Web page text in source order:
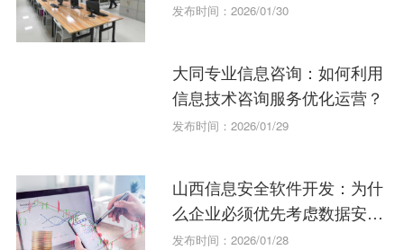
发布时间：2026/01/30
大同专业信息咨询：如何利用
信息技术咨询服务优化运营？
发布时间：2026/01/29
山西信息安全软件开发：为什
么企业必须优先考虑数据安
全？
发布时间：2026/01/28